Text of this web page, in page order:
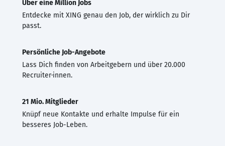
Über eine Million Jobs
Entdecke mit XING genau den Job, der wirklich zu Dir
passt.
Persönliche Job-Angebote
Lass Dich finden von Arbeitgebern und über 20.000
Recruiter·innen.
21 Mio. Mitglieder
Knüpf neue Kontakte und erhalte Impulse für ein
besseres Job-Leben.